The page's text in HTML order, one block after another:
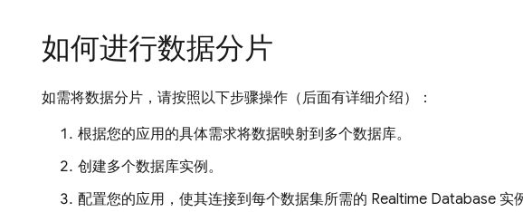
如何进行数据分片
如需将数据分片，请按照以下步骤操作（后面有详细介绍）：
根据您的应用的具体需求将数据映射到多个数据库。
创建多个数据库实例。
配置您的应用，使其连接到每个数据集所需的 Realtime Database 实